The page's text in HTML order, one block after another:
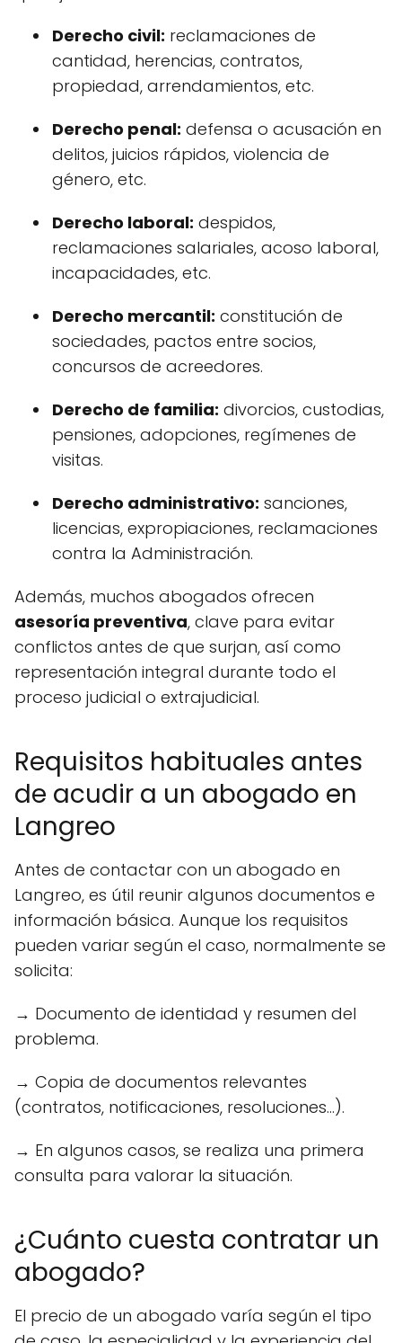
Derecho civil: reclamaciones de
cantidad, herencias, contratos,
propiedad, arrendamientos, etc.
Derecho penal: defensa o acusación en
delitos, juicios rápidos, violencia de
género, etc.
Derecho laboral: despidos,
reclamaciones salariales, acoso laboral,
incapacidades, etc.
Derecho mercantil: constitución de
sociedades, pactos entre socios,
concursos de acreedores.
Derecho de familia: divorcios, custodias,
pensiones, adopciones, regímenes de
visitas.
Derecho administrativo: sanciones,
licencias, expropiaciones, reclamaciones
contra la Administración.
Además, muchos abogados ofrecen
asesoría preventiva, clave para evitar
conflictos antes de que surjan, así como
representación integral durante todo el
proceso judicial o extrajudicial.
Requisitos habituales antes
de acudir a un abogado en
Langreo
Antes de contactar con un abogado en
Langreo, es útil reunir algunos documentos e
información básica. Aunque los requisitos
pueden variar según el caso, normalmente se
solicita:
→ Documento de identidad y resumen del
problema.
→ Copia de documentos relevantes
(contratos, notificaciones, resoluciones...).
→ En algunos casos, se realiza una primera
consulta para valorar la situación.
¿Cuánto cuesta contratar un
abogado?
El precio de un abogado varía según el tipo